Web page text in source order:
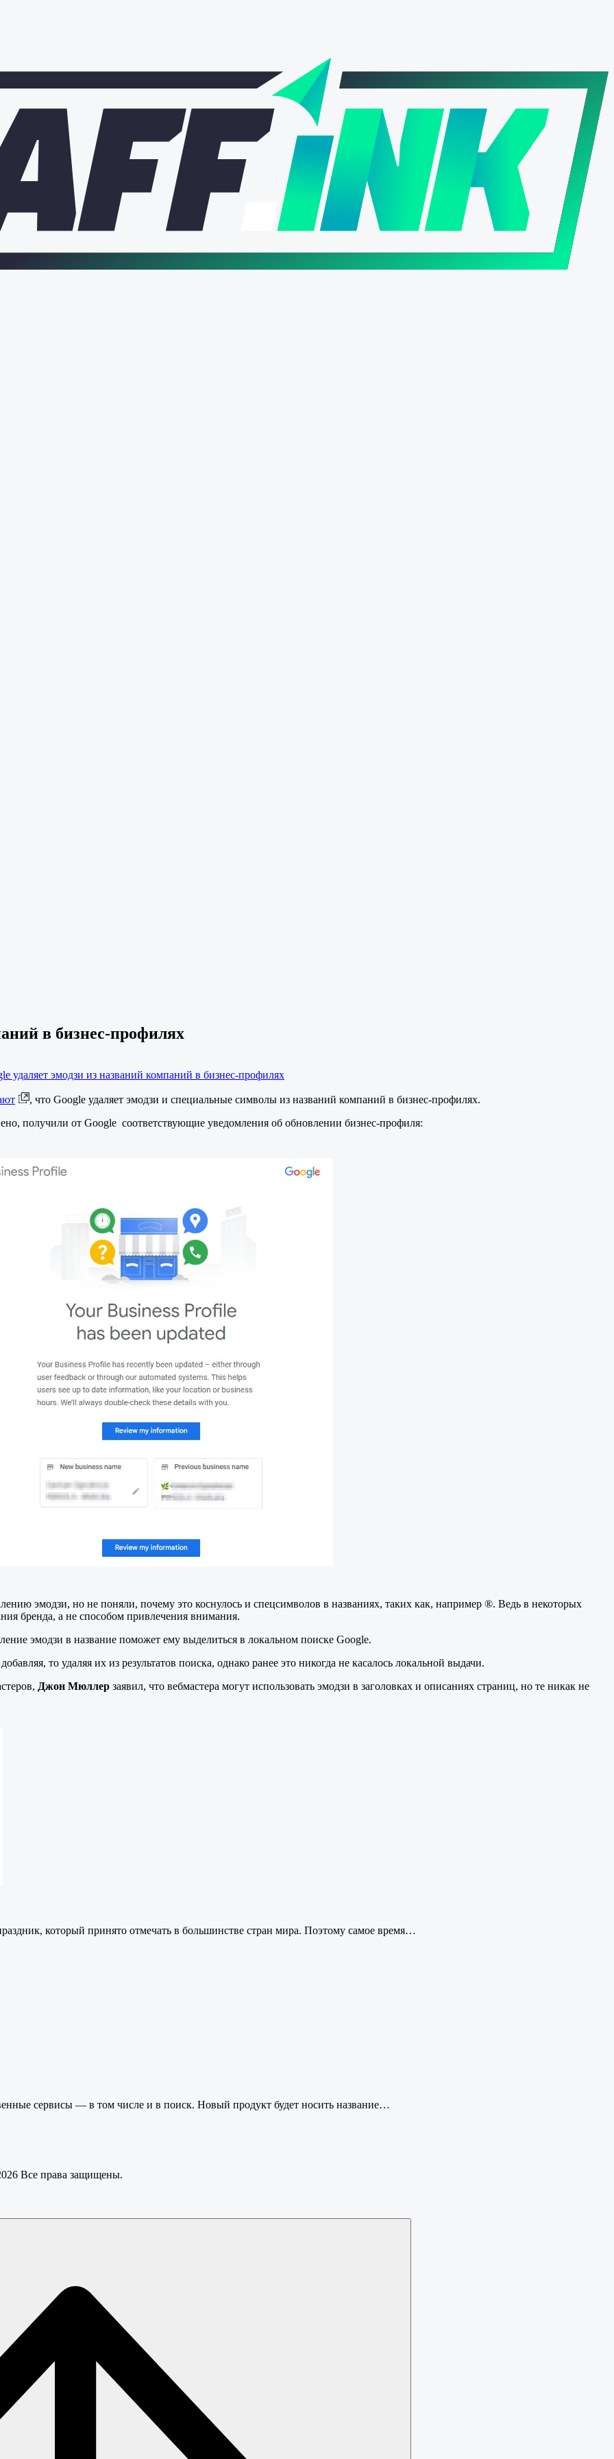
в бизнес-профилях
удаляет эмодзи из названий компаний в бизнес-профилях
, что Google удаляет эмодзи и специальные символы из названий компаний в бизнес-профилях.
получили от Google соответствующие уведомления об обновлении бизнес-профиля:
эмодзи, но не поняли, почему это коснулось и спецсимволов в названиях, таких как, например ®. Ведь в некоторых
бренда, а не способом привлечения внимания.
эмодзи в название поможет ему выделиться в локальном поиске Google.
то удаляя их из результатов поиска, однако ранее это никогда не касалось локальной выдачи.
Джон Мюллер заявил, что вебмастера могут использовать эмодзи в заголовках и описаниях страниц, но те никак не
который принято отмечать в большинстве стран мира. Поэтому самое время…
сервисы — в том числе и в поиск. Новый продукт будет носить название…
Все права защищены.